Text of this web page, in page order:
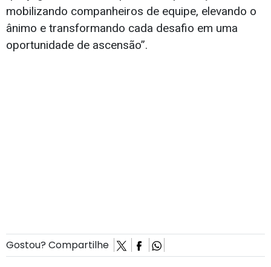
mobilizando companheiros de equipe, elevando o
ânimo e transformando cada desafio em uma
oportunidade de ascensão”.
Gostou? Compartilhe